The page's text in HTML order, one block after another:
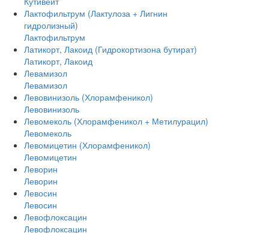
Лактофильтрум (Лактулоза + Лигнин
гидролизный)
Лактофильтрум
Латикорт, Лакоид (Гидрокортизона бутират)
Латикорт, Лакоид
Левамизол
Левамизол
Левовинизоль (Хлорамфеникол)
Левовинизоль
Левомеколь (Хлорамфеникол + Метилурацил)
Левомеколь
Левомицетин (Хлорамфеникол)
Левомицетин
Леворин
Леворин
Левосин
Левосин
Левофлоксацин
Левофлоксацин